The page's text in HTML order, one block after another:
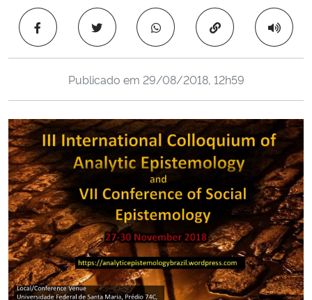
Ministério da Cidadania
Ministério da Saúde
Ministério de Minas e Energia
Ministério da Ciência, Tecnologia, Inovações e Comunicações
Ministério do Meio Ambiente
Ministério do Turismo
Ministério do Desenvolvimento Regional
Controladoria-Geral da União
Copiar para área
Publicado em 29/08/2018, 12h59